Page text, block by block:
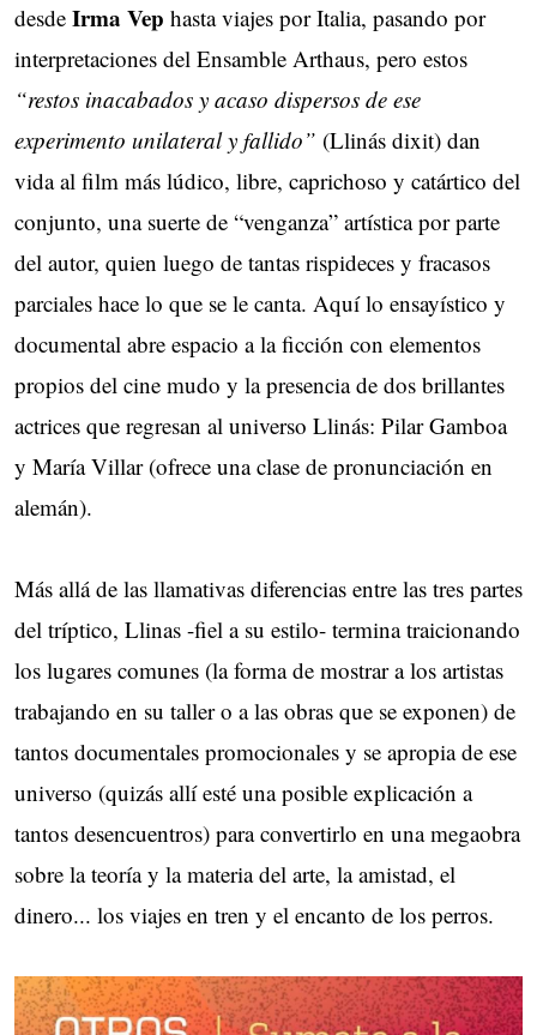
desde Irma Vep hasta viajes por Italia, pasando por
interpretaciones del Ensamble Arthaus, pero estos
“restos inacabados y acaso dispersos de ese
experimento unilateral y fallido” (Llinás dixit) dan
vida al film más lúdico, libre, caprichoso y catártico del
conjunto, una suerte de “venganza” artística por parte
del autor, quien luego de tantas rispideces y fracasos
parciales hace lo que se le canta. Aquí lo ensayístico y
documental abre espacio a la ficción con elementos
propios del cine mudo y la presencia de dos brillantes
actrices que regresan al universo Llinás: Pilar Gamboa
y María Villar (ofrece una clase de pronunciación en
alemán).
Más allá de las llamativas diferencias entre las tres partes
del tríptico, Llinas -fiel a su estilo- termina traicionando
los lugares comunes (la forma de mostrar a los artistas
trabajando en su taller o a las obras que se exponen) de
tantos documentales promocionales y se apropia de ese
universo (quizás allí esté una posible explicación a
tantos desencuentros) para convertirlo en una megaobra
sobre la teoría y la materia del arte, la amistad, el
dinero... los viajes en tren y el encanto de los perros.